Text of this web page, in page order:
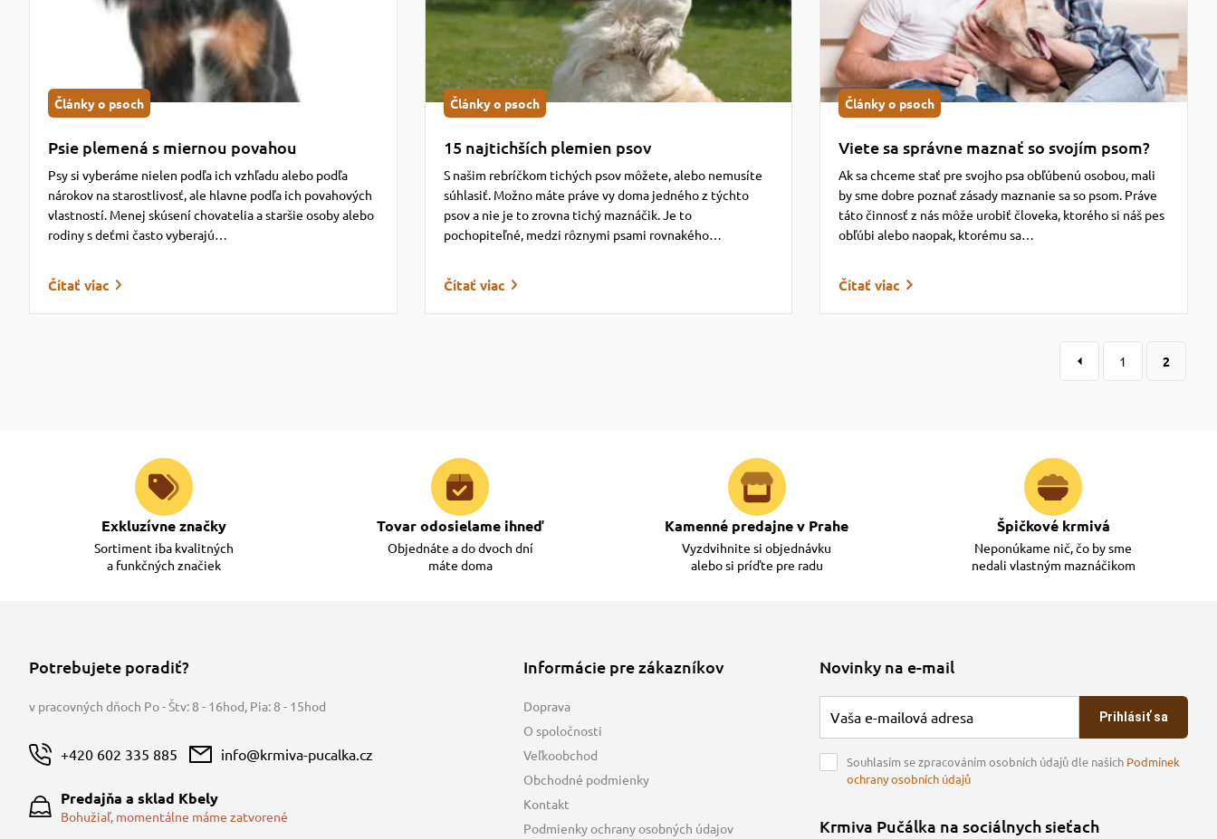
Články o psoch
Psie plemená s miernou povahou
Psy si vyberáme nielen podľa ich vzhľadu alebo podľa
nárokov na starostlivosť, ale hlavne podľa ich povahových
vlastností. Menej skúsení chovatelia a staršie osoby alebo
rodiny s deťmi často vyberajú…
Čítať viac
Články o psoch
15 najtichších plemien psov
S našim rebríčkom tichých psov môžete, alebo nemusíte
súhlasiť. Možno máte práve vy doma jedného z týchto
psov a nie je to zrovna tichý maznáčik. Je to
pochopiteľné, medzi rôznymi psami rovnakého…
Čítať viac
Články o psoch
Viete sa správne maznať so svojím psom?
Ak sa chceme stať pre svojho psa obľúbenú osobou, mali
by sme dobre poznať zásady maznanie sa so psom. Práve
táto činnosť z nás môže urobiť človeka, ktorého si náš pes
obľúbi alebo naopak, ktorému sa…
Čítať viac
1 2
Exkluzívne značky
Sortiment iba kvalitných
a funkčných značiek
Tovar odosielame ihneď
Objednáte a do dvoch dní
máte doma
Kamenné predajne v Prahe
Vyzdvihnite si objednávku
alebo si príďte pre radu
Špičkové krmivá
Neponúkame nič, čo by sme
nedali vlastným maznáčikom
Potrebujete poradiť?
v pracovných dňoch Po - Štv: 8 - 16hod Pia: 8 - 15hod
+420 602 335 885 info@krmiva-pucalka.cz
Predajňa a sklad Kbely
Bohužiaľ, momentálne máme zatvorené
Informácie pre zákazníkov
Doprava
O spoločnosti
Veľkoobchod
Obchodné podmienky
Kontakt
Podmienky ochrany osobných údajov
Novinky na e-mail
Prihlásiť sa
Souhlasím se zpracováním osobních údajů dle našich Podmínek
ochrany osobních údajů
Krmiva Pučálka na sociálnych sieťach